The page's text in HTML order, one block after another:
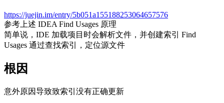
https://juejin.im/entry/5b051a155188253064657576
参考上述 IDEA Find Usages 原理
简单说，IDE 加载项目时会解析文件，并创建索引 Find
Usages 通过查找索引，定位源文件
根因
意外原因导致致索引没有正确更新